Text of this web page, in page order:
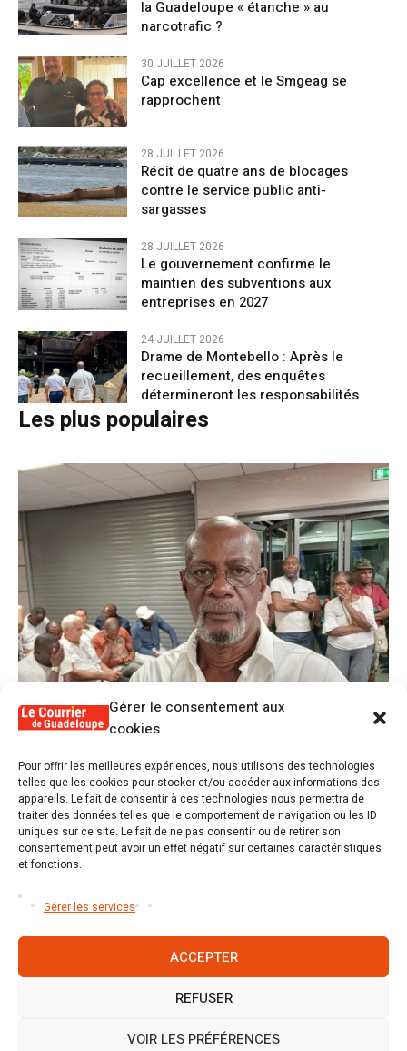
Gérer le consentement aux
cookies
Pour offrir les meilleures expériences, nous utilisons des technologies
telles que les cookies pour stocker et/ou accéder aux informations des
appareils. Le fait de consentir à ces technologies nous permettra de
traiter des données telles que le comportement de navigation ou les ID
uniques sur ce site. Le fait de ne pas consentir ou de retirer son
consentement peut avoir un effet négatif sur certaines caractéristiques
et fonctions.
Gérer les services
ACCEPTER
REFUSER
VOIR LES PRÉFÉRENCES
la Guadeloupe « étanche » au
narcotrafic ?
30 JUILLET 2026
Cap excellence et le Smgeag se
rapprochent
28 JUILLET 2026
Récit de quatre ans de blocages
contre le service public anti-
sargasses
28 JUILLET 2026
Le gouvernement confirme le
maintien des subventions aux
entreprises en 2027
24 JUILLET 2026
Drame de Montebello : Après le
recueillement, des enquêtes
détermineront les responsabilités
Les plus populaires
1 Alex Lollia : « Cédric Cornet développait
une forme de populisme qui aurait pu se
transformer en macoutisme »
2
Nous contacter
Politique de cookies (UE)